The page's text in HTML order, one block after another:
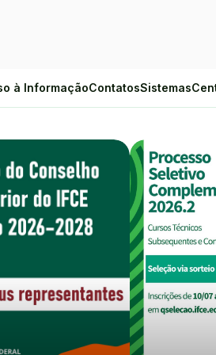
à InformaçãoContatosSistemas